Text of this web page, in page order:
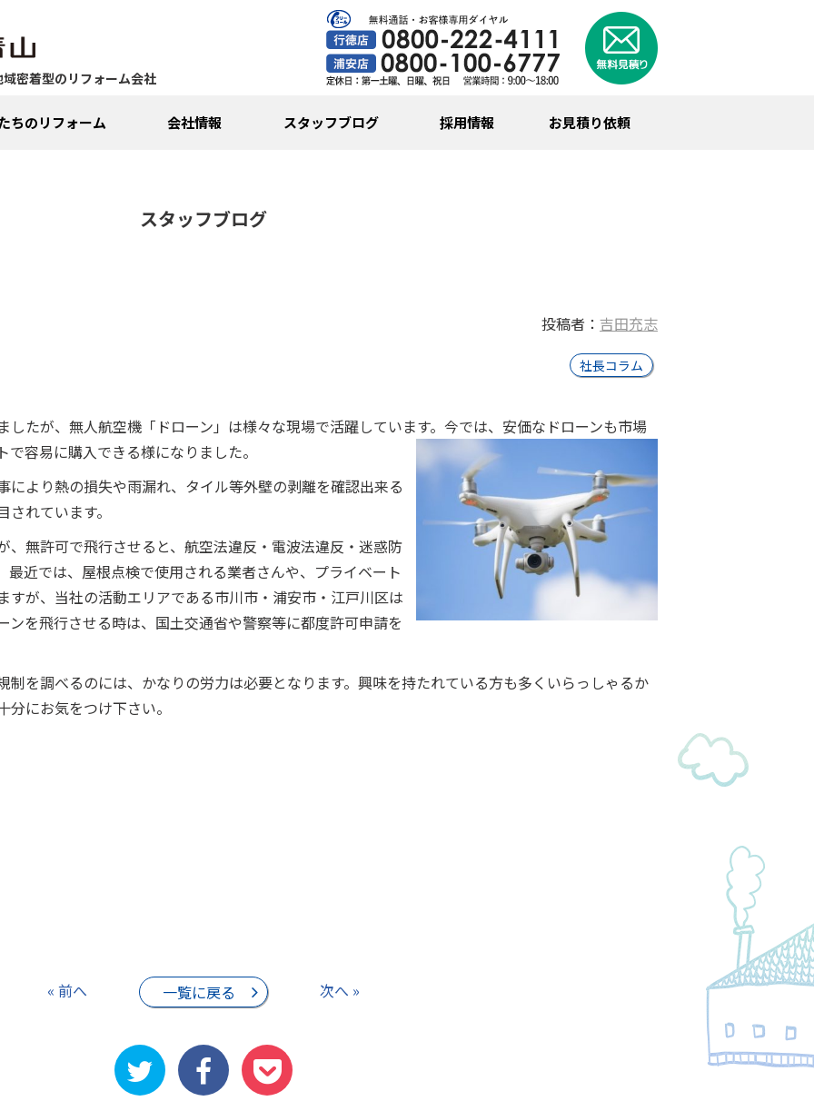
密着型のリフォーム会社
ちのリフォーム 会社情報 スタッフブログ 採用情報 お見積り依頼
スタッフブログ
投稿者： 吉田充志
社長コラム
たが、無人航空機「ドローン」は様々な現場で活躍しています。今では、安価なドローンも市場
容易に購入できる様になりました。
により熱の損失や雨漏れ、タイル等外壁の剥離を確認出来る
れています。
、無許可で飛行させると、航空法違反・電波法違反・迷惑防
近では、屋根点検で使用される業者さんや、プライベート
すが、当社の活動エリアである市川市・浦安市・江戸川区は
を飛行させる時は、国土交通省や警察等に都度許可申請を
制を調べるのには、かなりの労力は必要となります。興味を持たれている方も多くいらっしゃるか
にお気をつけ下さい。
« 前へ 一覧に戻る 次へ »